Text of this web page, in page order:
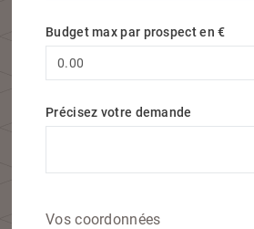
Budget max par prospect en €
Précisez votre demande
Vos coordonnées